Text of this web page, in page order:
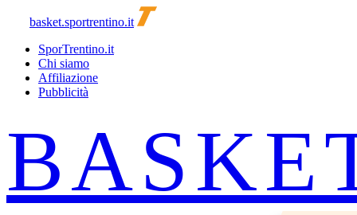
basket.sportrentino.it
SporTrentino.it
Chi siamo
Affiliazione
Pubblicità